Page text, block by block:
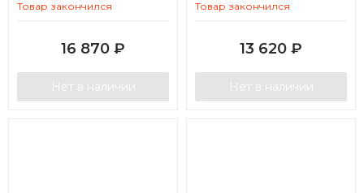
Товар закончился
16 870 ₽
Нет в наличии
Товар закончился
13 620 ₽
Нет в наличии